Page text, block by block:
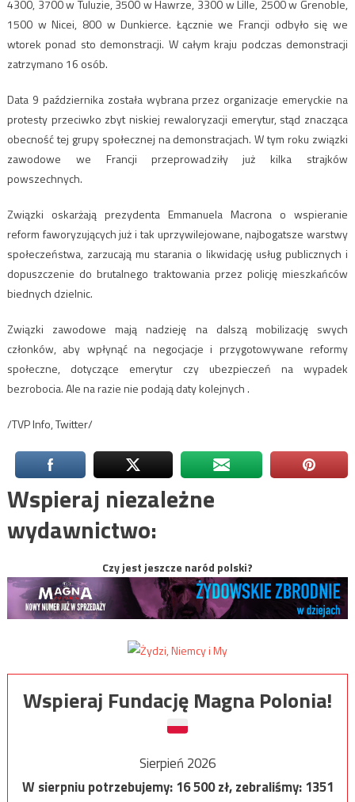
4300, 3700 w Tuluzie, 3500 w Hawrze, 3300 w Lille, 2500 w Grenoble,
1500 w Nicei, 800 w Dunkierce. Łącznie we Francji odbyło się we
wtorek ponad sto demonstracji. W całym kraju podczas demonstracji
zatrzymano 16 osób.
Data 9 października została wybrana przez organizacje emeryckie na
protesty przeciwko zbyt niskiej rewaloryzacji emerytur, stąd znacząca
obecność tej grupy społecznej na demonstracjach. W tym roku związki
zawodowe we Francji przeprowadziły już kilka strajków
powszechnych.
Związki oskarżają prezydenta Emmanuela Macrona o wspieranie
reform faworyzujących już i tak uprzywilejowane, najbogatsze warstwy
społeczeństwa, zarzucają mu starania o likwidację usług publicznych i
dopuszczenie do brutalnego traktowania przez policję mieszkańców
biednych dzielnic.
Związki zawodowe mają nadzieję na dalszą mobilizację swych
członków, aby wpłynąć na negocjacje i przygotowywane reformy
społeczne, dotyczące emerytur czy ubezpieczeń na wypadek
bezrobocia. Ale na razie nie podają daty kolejnych .
/TVP Info, Twitter/
Wspieraj niezależne
wydawnictwo:
Czy jest jeszcze naród polski?
Wspieraj Fundację Magna Polonia!
Sierpień 2026
W sierpniu potrzebujemy:16 500zł, zebraliśmy:1351